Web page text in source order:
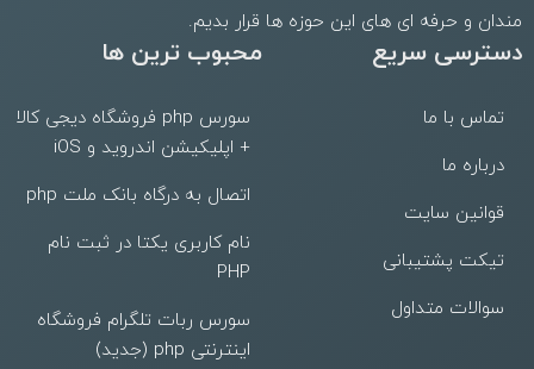
مندان و حرفه ای های این حوزه ها قرار بدیم.
دسترسی سریع
تماس با ما
درباره ما
قوانین سایت
تیکت پشتیبانی
سوالات متداول
محبوب ترین ها
سورس php فروشگاه دیجی کالا
+ اپلیکیشن اندروید و iOS
اتصال به درگاه بانک ملت php
نام کاربری یکتا در ثبت نام
PHP
سورس ربات تلگرام فروشگاه
اینترنتی php (جدید)